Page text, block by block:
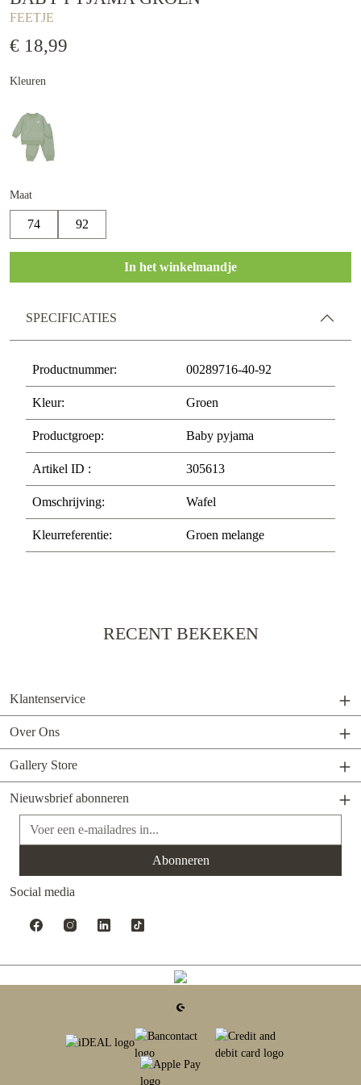
FEETJE
€ 18,99
Kleuren
Maat
74 92
In het winkelmandje
SPECIFICATIES
Productnummer: 00289716-40-92
Kleur: Groen
Productgroep: Baby pyjama
Artikel ID : 305613
Omschrijving: Wafel
Kleurreferentie: Groen melange
RECENT BEKEKEN
Klantenservice
Over Ons
Gallery Store
Nieuwsbrief abonneren
E-mailadres*
Abonneren
Social media